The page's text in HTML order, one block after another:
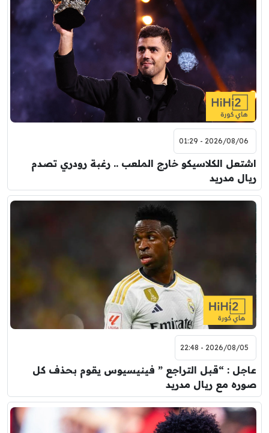
2026/08/06 - 01:29
اشتعل الكلاسيكو خارج الملعب .. رغبة رودري تصدم
ريال مدريد
2026/08/05 - 22:48
عاجل : “قبل التراجع ” فينيسيوس يقوم بحذف كل
صوره مع ريال مدريد